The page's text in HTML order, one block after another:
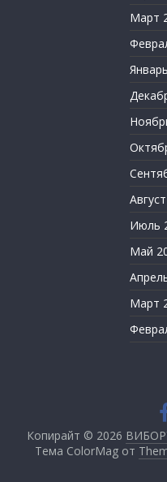
Март
Июль
Май
Март
Копирайт © 2026
Тема ColorMag от